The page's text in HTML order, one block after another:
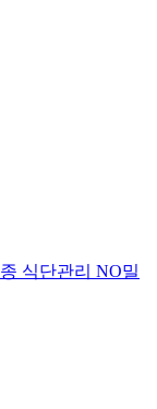
식단관리 NO밀